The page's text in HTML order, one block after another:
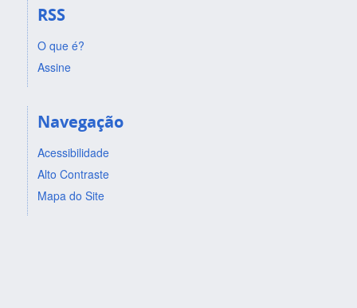
RSS
O que é?
Assine
Navegação
Acessibilidade
Alto Contraste
Mapa do Site